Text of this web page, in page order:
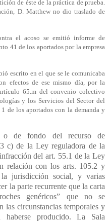
de éste de la práctica de prueba.
D. Matthew no dio traslado de
el acoso se emitió informe de
41 de los aportados por la empresa
escrito en el que se le comunicaba
efectos de ese mismo día, por la
65.m del convenio colectivo
y los Servicios del Sector del
de los aportados con la demanda y
o de fondo del recurso de
c) de la Ley reguladora de la
del art. 55.1 de la Ley
relación con los arts. 105.2 y
jurisdicción social, y varias
la parte recurrente que la carta
genéricos” que no se
las circunstancias temporales y
haberse producido. La Sala